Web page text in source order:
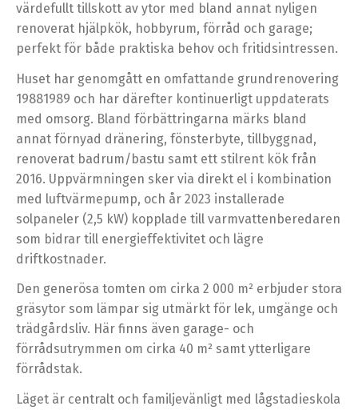
värdefullt tillskott av ytor med bland annat nyligen
renoverat hjälpkök, hobbyrum, förråd och garage;
perfekt för både praktiska behov och fritidsintressen.
Huset har genomgått en omfattande grundrenovering
19881989 och har därefter kontinuerligt uppdaterats
med omsorg. Bland förbättringarna märks bland
annat förnyad dränering, fönsterbyte, tillbyggnad,
renoverat badrum/bastu samt ett stilrent kök från
2016. Uppvärmningen sker via direkt el i kombination
med luftvärmepump, och år 2023 installerade
solpaneler (2,5 kW) kopplade till varmvattenberedaren
som bidrar till energieffektivitet och lägre
driftkostnader.
Den generösa tomten om cirka 2 000 m² erbjuder stora
gräsytor som lämpar sig utmärkt för lek, umgänge och
trädgårdsliv. Här finns även garage- och
förrådsutrymmen om cirka 40 m² samt ytterligare
förrådstak.
Läget är centralt och familjevänligt med lågstadieskola